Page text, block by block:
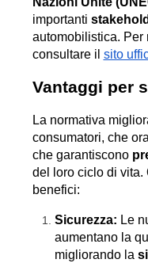
importanti
automobilistica. Per
consultare il sito
Vantaggi per
La normativa
consumatori, che
che garantiscono
del loro ciclo di vita.
benefici:
Sicurezza: Le
aumentano la
migliorando la